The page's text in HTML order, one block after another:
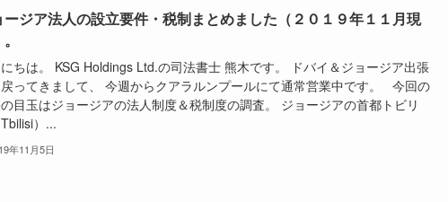
ージア法人の設立要件・税制まとめました（２０１９年１１月現
ちは。 KSG Holdings Ltd.の司法書士 熊木です。 ドバイ＆ジョージア出張
ってきまして、 今週からクアラルンプールにて通常営業中です。 今回の
目玉はジョージアの法人制度＆税制度の調査。 ジョージアの首都トビリ
）...
年11月5日